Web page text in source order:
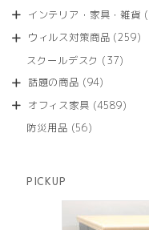
商
の
商
インテリア・家具・雑貨
ウィルス対策商品 259259
スクールデスク 3737
商
話題の商品 9494
の
オフィス家具 45894589
防災用品 5656
PICKUP